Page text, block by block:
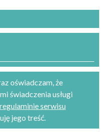
oświadczam, że
świadczenia usługi
regulaminie serwisu
jego treść.